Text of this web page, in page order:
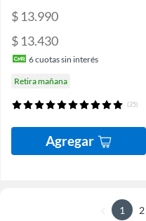
$ 13.990
$ 13.430
6cuotas sin interés
Retira mañana
(25)
Agregar
1 2